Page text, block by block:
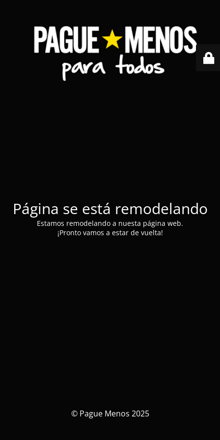
Página se está remodelando
Estamos remodelando a nuesta página web.
¡Pronto vamos a estar de vuelta!
© Pague Menos 2025